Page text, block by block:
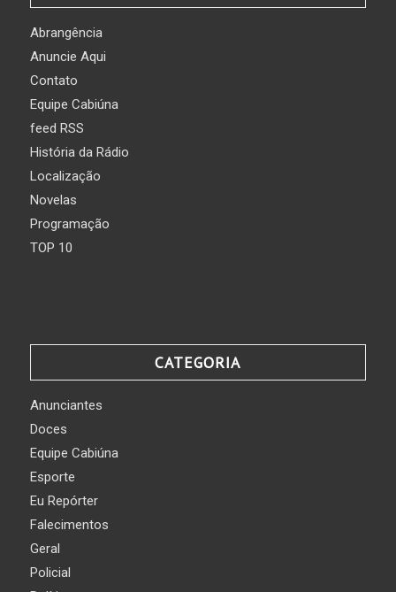
Abrangência
Anuncie Aqui
Contato
Equipe Cabiúna
feed RSS
História da Rádio
Localização
Novelas
Programação
TOP 10
CATEGORIA
Anunciantes
Doces
Equipe Cabiúna
Esporte
Eu Repórter
Falecimentos
Geral
Policial